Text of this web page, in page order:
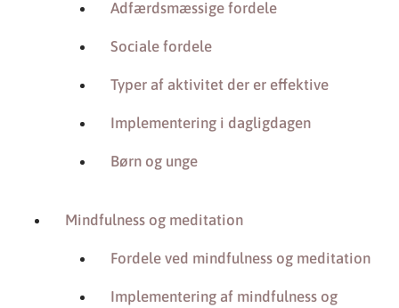
Adfærdsmæssige fordele
Sociale fordele
Typer af aktivitet der er effektive
Implementering i dagligdagen
Børn og unge
Mindfulness og meditation
Fordele ved mindfulness og meditation
Implementering af mindfulness og